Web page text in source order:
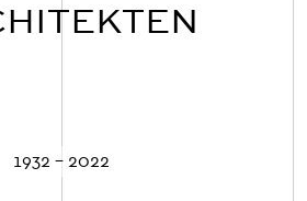
1932 – 2022